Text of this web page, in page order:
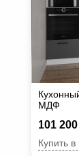
МДФ
101
Купить в